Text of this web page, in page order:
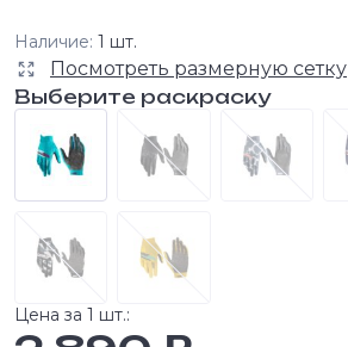
Наличие: 1 шт.
Посмотреть размерную сетку
Выберите раскраску
Цена за 1 шт.: